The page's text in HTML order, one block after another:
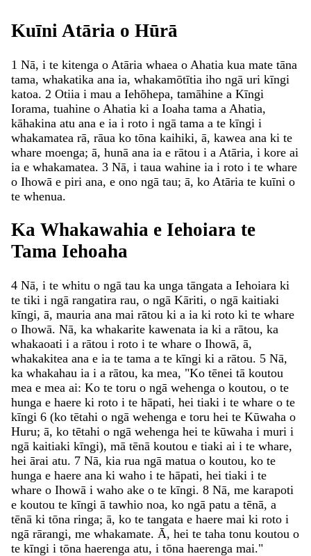
Kuīni Atāria o Hūrā
1 Nā, i te kitenga o Atāria whaea o Ahatia kua mate tāna
tama, whakatika ana ia, whakamōtītia iho ngā uri kīngi
katoa. 2 Otiia i mau a Iehōhepa, tamāhine a Kīngi
Iorama, tuahine o Ahatia ki a Ioaha tama a Ahatia,
kāhakina atu ana e ia i roto i ngā tama a te kīngi i
whakamatea rā, rāua ko tōna kaihiki, ā, kawea ana ki te
whare moenga; ā, hunā ana ia e rātou i a Atāria, i kore ai
ia e whakamatea. 3 Nā, i taua wahine ia i roto i te whare
o Ihowā e piri ana, e ono ngā tau; ā, ko Atāria te kuīni o
te whenua.
Ka Whakawahia e Iehoiara te
Tama Iehoaha
4 Nā, i te whitu o ngā tau ka unga tāngata a Iehoiara ki
te tiki i ngā rangatira rau, o ngā Kāriti, o ngā kaitiaki
kīngi, ā, mauria ana mai rātou ki a ia ki roto ki te whare
o Ihowā. Nā, ka whakarite kawenata ia ki a rātou, ka
whakaoati i a rātou i roto i te whare o Ihowā, ā,
whakakitea ana e ia te tama a te kīngi ki a rātou. 5 Nā,
ka whakahau ia i a rātou, ka mea, "Ko tēnei tā koutou
mea e mea ai: Ko te toru o ngā wehenga o koutou, o te
hunga e haere ki roto i te hāpati, hei tiaki i te whare o te
kīngi 6 (ko tētahi o ngā wehenga e toru hei te Kūwaha o
Huru; ā, ko tētahi o ngā wehenga hei te kūwaha i muri i
ngā kaitiaki kīngi), mā tēnā koutou e tiaki ai i te whare,
hei ārai atu. 7 Nā, kia rua ngā matua o koutou, ko te
hunga e haere ana ki waho i te hāpati, hei tiaki i te
whare o Ihowā i waho ake o te kīngi. 8 Nā, me karapoti
e koutou te kīngi ā tawhio noa, ko ngā patu a tēnā, a
tēnā ki tōna ringa; ā, ko te tangata e haere mai ki roto i
ngā rārangi, me whakamate. Ā, hei te taha tonu koutou o
te kīngi i tōna haerenga atu, i tōna haerenga mai."